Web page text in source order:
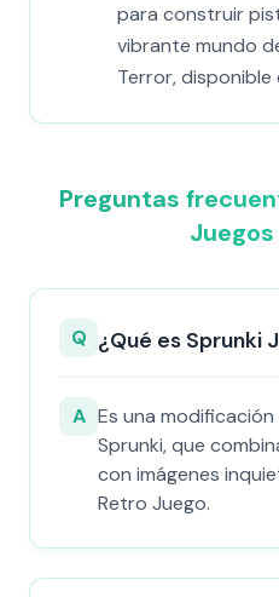
para construir
vibrante mundo
Terror, disponible
Preguntas
Q ¿Qué es Sprunki
A Es una
Sprunki, que
con imágenes
Retro Juego.